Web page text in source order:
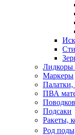
Лидкоры
Маркеры
ПВА
Подсаки
Ракеты,
Род